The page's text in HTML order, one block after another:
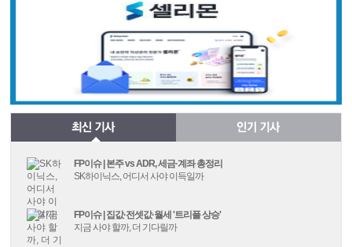
FP이슈 | 본주 vs ADR, 세금·계좌 총정리
SK하이닉스, 어디서 사야 이득일까
FP이슈 | 집값·전셋값·월세 '트리플 상승'
지금 사야 할까, 더 기다릴까